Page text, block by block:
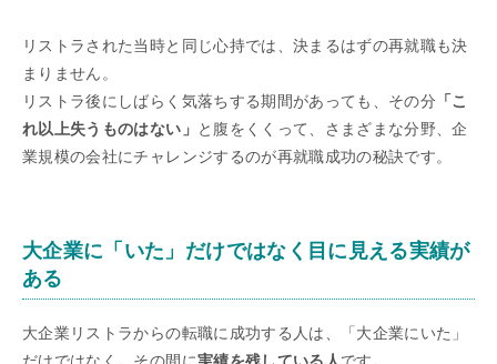
リストラされた当時と同じ心持では、決まるはずの再就職も決
まりません。
リストラ後にしばらく気落ちする期間があっても、その分 「こ
れ以上失うものはない」 と腹をくくって、さまざまな分野、企
業規模の会社にチャレンジするのが再就職成功の秘訣です。
大企業に「いた」だけではなく目に見える実績が
ある
大企業リストラからの転職に成功する人は、「大企業にいた」